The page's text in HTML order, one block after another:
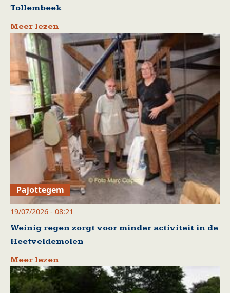
Tollembeek
Meer lezen
Pajottegem
19/07/2026 - 08:21
Weinig regen zorgt voor minder activiteit in de
Heetveldemolen
Meer lezen